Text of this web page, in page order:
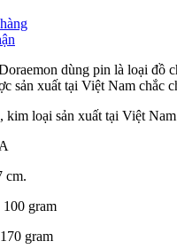
dùng pin là loại đồ
sản xuất tại Việt Nam chắc
kim loại sản xuất tại Việt
cm.
gram
gram